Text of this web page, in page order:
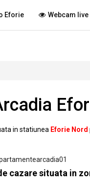
Eforie Webcam
in statiunea Eforie Nord
cazare situata in